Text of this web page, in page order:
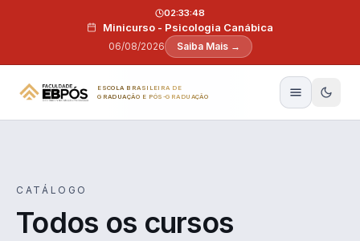
Minicurso - Psicologia Canábica
06/08/2026
02:33:47
Saiba Mais →
ESCOLA BRASILEIRA DE
GRADUAÇÃO E PÓS-GRADUAÇÃO
CATÁLOGO
Todos os cursos